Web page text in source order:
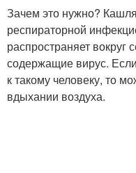
Зачем это нужно?
респираторной
распространяет вокруг
содержащие вирус.
к такому человеку, то
вдыхании воздуха.